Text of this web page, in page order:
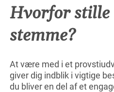
Hvorfor stille
stemme?
At være med i et
giver dig indblik i vigtige
du bliver en del af et